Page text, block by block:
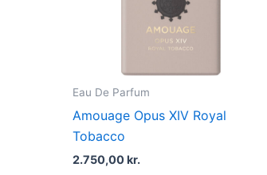
Eau De Parfum
Amouage Opus XIV Royal
Tobacco
2.750,00kr.